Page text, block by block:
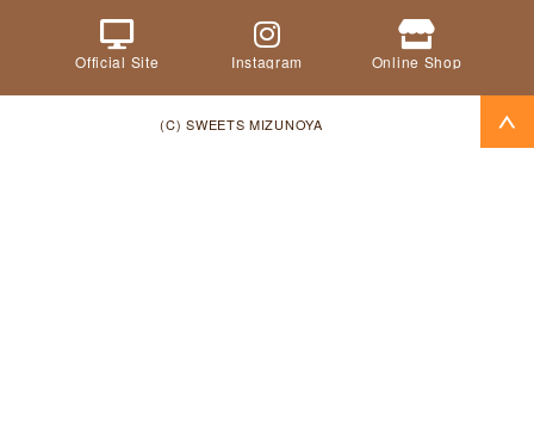
Official Site Instagram Online Shop
(C) SWEETS MIZUNOYA